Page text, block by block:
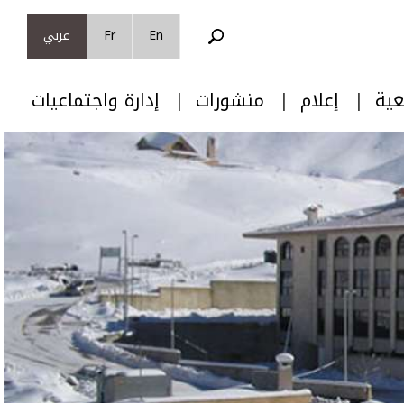
En
Fr عربي
إعلام منشورات إدارة واجتماعيات